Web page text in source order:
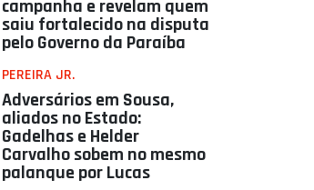
campanha e revelam quem
saiu fortalecido na disputa
pelo Governo da Paraíba
PEREIRA JR.
Adversários em Sousa,
aliados no Estado:
Gadelhas e Helder
Carvalho sobem no mesmo
palanque por Lucas